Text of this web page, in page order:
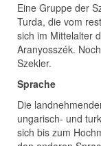
Eine Gruppe der
Turda, die vom
sich im Mittelalter
Aranyosszék.
Szekler.
Sprache
Die
ungarisch- und
sich bis zum